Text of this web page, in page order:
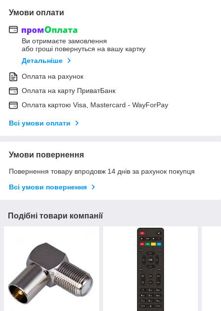
Умови оплати
Ви отримаєте замовлення
або гроші повернуться на вашу картку
Детальніше
Оплата на рахунок
Оплата на карту ПриватБанк
Оплата картою Visa, Mastercard - WayForPay
Всі умови оплати
Умови повернення
Повернення товару впродовж 14 днів за рахунок покупця
Всі умови повернення
Подібні товари компанії